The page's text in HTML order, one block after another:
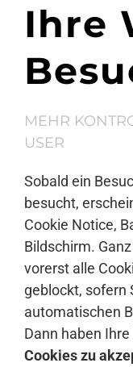
Ihre
MEHR
USER
Sobald ein
besucht,
Cookie Notice,
Bildschirm. Ganz
vorerst alle
geblockt, sofern
automatischen
Dann haben
Cookies zu